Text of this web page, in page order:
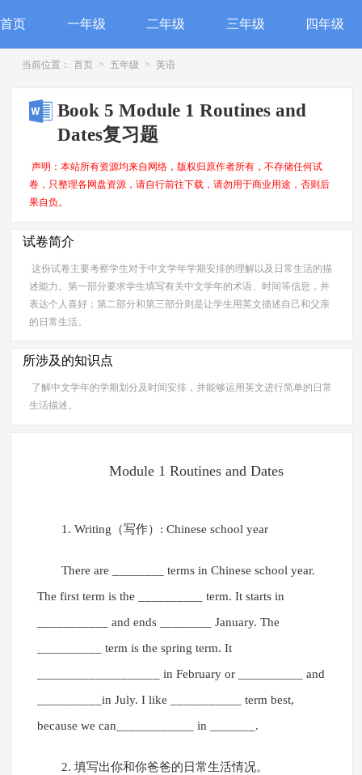
首页 一年级 二年级 三年级 四年级
当前位置： 首页 > 五年级 > 英语
Book 5 Module 1 Routines and
Dates复习题
声明：本站所有资源均来自网络，版权归原作者所有，不存储任何试
卷，只整理各网盘资源，请自行前往下载，请勿用于商业用途，否则后
果自负。
试卷简介
这份试卷主要考察学生对于中文学年学期安排的理解以及日常生活的描
述能力。第一部分要求学生填写有关中文学年的术语、时间等信息，并
表达个人喜好；第二部分和第三部分则是让学生用英文描述自己和父亲
的日常生活。
所涉及的知识点
了解中文学年的学期划分及时间安排，并能够运用英文进行简单的日常
生活描述。
Module 1 Routines and Dates
1. Writing（写作）: Chinese school year
There are ________ terms in Chinese school year.
The first term is the __________ term. It starts in
___________ and ends ________ January. The
__________ term is the spring term. It
___________________ in February or __________ and
__________in July. I like ___________ term best,
because we can____________ in _______.
2. 填写出你和你爸爸的日常生活情况。